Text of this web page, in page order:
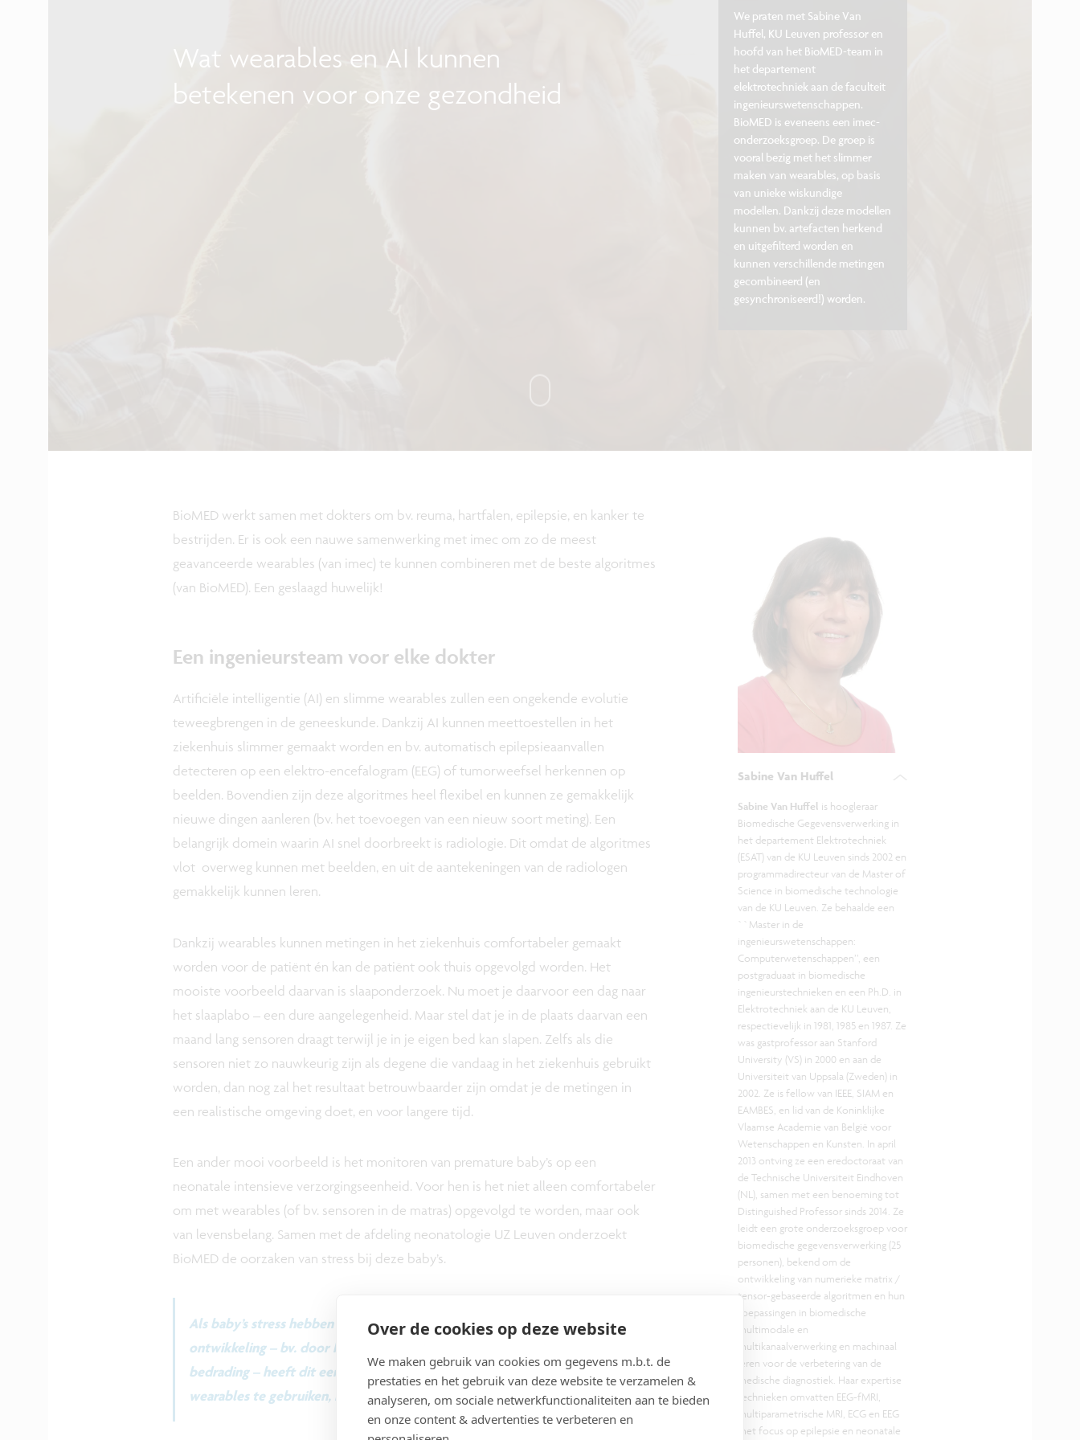
Over de cookies op deze website
We maken gebruik van cookies om gegevens m.b.t. de
prestaties en het gebruik van deze website te verzamelen &
analyseren, om sociale netwerkfunctionaliteiten aan te bieden
en onze content & advertenties te verbeteren en
Wat wearables en AI kunnen
betekenen voor onze gezondheid
We praten met Sabine Van
Huffel, KU Leuven professor en
hoofd van het BioMED-team in
het departement
elektrotechniek aan de faculteit
ingenieurswetenschappen.
BioMED is eveneens een imec-
onderzoeksgroep. De groep is
vooral bezig met het slimmer
maken van wearables, op basis
van unieke wiskundige
modellen. Dankzij deze modellen
kunnen bv. artefacten herkend
en uitgefilterd worden en
kunnen verschillende metingen
gecombineerd (en
gesynchroniseerd!) worden.
BioMED werkt samen met dokters om bv. reuma, hartfalen, epilepsie, en kanker te
bestrijden. Er is ook een nauwe samenwerking met imec om zo de meest
geavanceerde wearables (van imec) te kunnen combineren met de beste algoritmes
(van BioMED). Een geslaagd huwelijk!
Een ingenieursteam voor elke dokter
Artificiële intelligentie (AI) en slimme wearables zullen een ongekende evolutie
teweegbrengen in de geneeskunde. Dankzij AI kunnen meettoestellen in het
ziekenhuis slimmer gemaakt worden en bv. automatisch epilepsieaanvallen
detecteren op een elektro-encefalogram (EEG) of tumorweefsel herkennen op
beelden. Bovendien zijn deze algoritmes heel flexibel en kunnen ze gemakkelijk
nieuwe dingen aanleren (bv. het toevoegen van een nieuw soort meting). Een
belangrijk domein waarin AI snel doorbreekt is radiologie. Dit omdat de algoritmes
vlot overweg kunnen met beelden, en uit de aantekeningen van de radiologen
gemakkelijk kunnen leren.
Dankzij wearables kunnen metingen in het ziekenhuis comfortabeler gemaakt
worden voor de patiënt én kan de patiënt ook thuis opgevolgd worden. Het
mooiste voorbeeld daarvan is slaaponderzoek. Nu moet je daarvoor een dag naar
het slaaplabo – een dure aangelegenheid. Maar stel dat je in de plaats daarvan een
maand lang sensoren draagt terwijl je in je eigen bed kan slapen. Zelfs als die
sensoren niet zo nauwkeurig zijn als degene die vandaag in het ziekenhuis gebruikt
worden, dan nog zal het resultaat betrouwbaarder zijn omdat je de metingen in
een realistische omgeving doet, en voor langere tijd.
Een ander mooi voorbeeld is het monitoren van premature baby’s op een
neonatale intensieve verzorgingseenheid. Voor hen is het niet alleen comfortabeler
om met wearables (of bv. sensoren in de matras) opgevolgd te worden, maar ook
van levensbelang. Samen met de afdeling neonatologie UZ Leuven onderzoekt
BioMED de oorzaken van stress bij deze baby’s.
Als baby’s stress hebben in de eerste weken en maanden van hun
ontwikkeling – bv. door het moeten dragen van allerlei meetapparatuur en
bedrading – heeft dit een invloed op hun (hersen)ontwikkeling. Door
wearables te gebruiken, kunnen ze zich dus normaler ontwikkelen.
Sabine Van Huffel
Sabine Van Huffel is hoogleraar
Biomedische Gegevensverwerking in
het departement Elektrotechniek
(ESAT) van de KU Leuven sinds 2002 en
programmadirecteur van de Master of
Science in biomedische technologie
van de KU Leuven. Ze behaalde een
``Master in de
ingenieurswetenschappen:
Computerwetenschappen’’, een
postgraduaat in biomedische
ingenieurstechnieken en een Ph.D. in
Elektrotechniek aan de KU Leuven,
respectievelijk in 1981, 1985 en 1987. Ze
was gastprofessor aan Stanford
University (VS) in 2000 en aan de
Universiteit van Uppsala (Zweden) in
2002. Ze is fellow van IEEE, SIAM en
EAMBES, en lid van de Koninklijke
Vlaamse Academie van België voor
Wetenschappen en Kunsten. In april
2013 ontving ze een eredoctoraat van
de Technische Universiteit Eindhoven
(NL), samen met een benoeming tot
Distinguished Professor sinds 2014. Ze
leidt een grote onderzoeksgroep voor
biomedische gegevensverwerking (25
personen), bekend om de
ontwikkeling van numerieke matrix /
tensor-gebaseerde algoritmen en hun
toepassingen in biomedische
multimodale en
multikanaalverwerking en machinaal
leren voor de verbetering van de
medische diagnostiek. Haar expertise
technieken omvatten EEG-fMRI,
multiparametrische MRI, ECG en EEG
met focus op epilepsie en neonatale